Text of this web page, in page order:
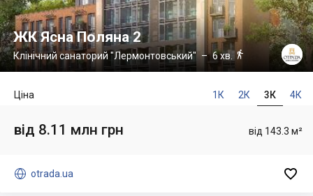
ЖК Ясна Поляна 2
Клінічний санаторий "Лермонтовський"– 6 хв. 
1К 2К 3К 4К
Ціна
від 143.3 м²
від 8.11 млн грн
 otrada.ua 